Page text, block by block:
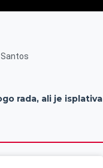
rada, ali je isplativa